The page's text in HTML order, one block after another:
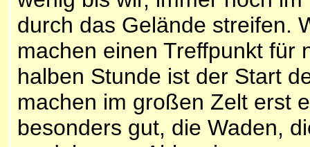
durch das Gelände streifen.
machen einen Treffpunkt für
halben Stunde ist der Start
machen im großen Zelt erst
besonders gut, die Waden,